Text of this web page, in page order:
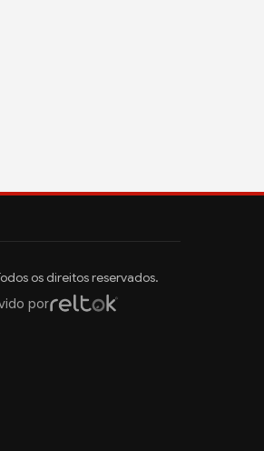
os direitos reservados.
por